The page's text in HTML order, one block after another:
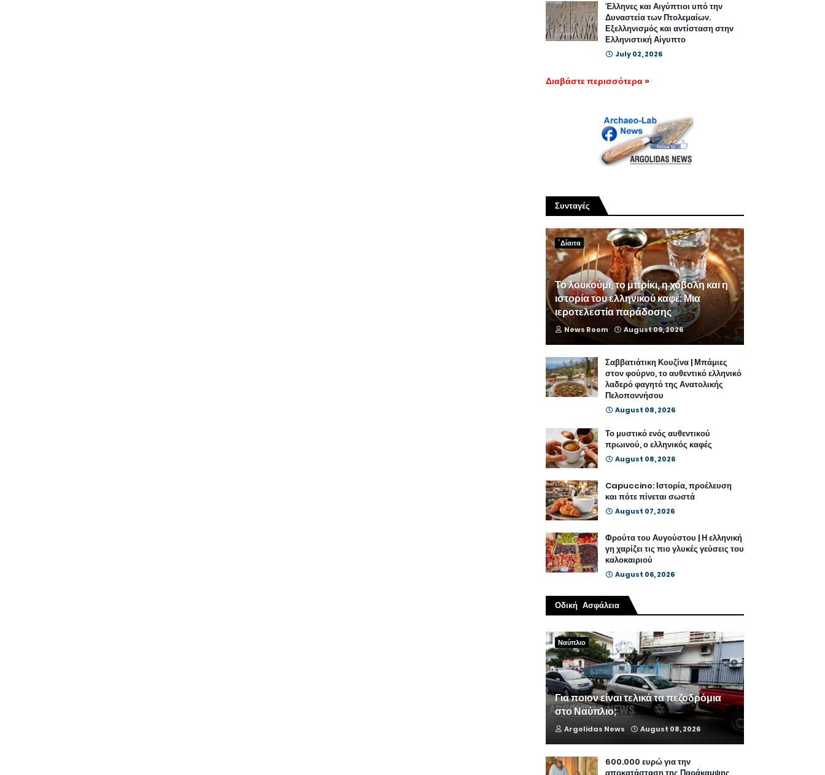
Έλληνες και Αιγύπτιοι υπό την
Δυναστεία των Πτολεμαίων.
Εξελληνισμός και αντίσταση στην
Ελληνιστική Αίγυπτο
July 02, 2026
Διαβάστε περισσότερα »
Συνταγές
΄Δίαιτα
Το λουκούμι, το μπρίκι, η χόβολη και η
ιστορία του ελληνικού καφέ: Μια
ιεροτελεστία παράδοσης
News Room August 09, 2026
Σαββατιάτικη Κουζίνα | Μπάμιες
στον φούρνο, το αυθεντικό ελληνικό
λαδερό φαγητό της Ανατολικής
Πελοποννήσου
August 08, 2026
Το μυστικό ενός αυθεντικού
πρωινού, ο ελληνικός καφές
August 08, 2026
Capuccino: Ιστορία, προέλευση
και πότε πίνεται σωστά
August 07, 2026
Φρούτα του Αυγούστου | Η ελληνική
γη χαρίζει τις πιο γλυκές γεύσεις του
καλοκαιριού
August 06, 2026
Οδική Ασφάλεια
Ναύπλιο
Για ποιον είναι τελικά τα πεζοδρόμια
στο Ναύπλιο;
Argolidas News August 08, 2026
600.000 ευρώ για την